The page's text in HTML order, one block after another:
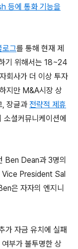
등에 통화 기능을
로그를 통해 현재 제
기 위해서는 18~24
회사가 더 이상 투자
지만 M&A시장 상
, 장글과 전략적 제휴
셜커뮤니케이션에
Ben Dean과 3명의
Vice President Sal
은 자자의 엔지니
가 자금 유치에 실패
부가 불투명한 상